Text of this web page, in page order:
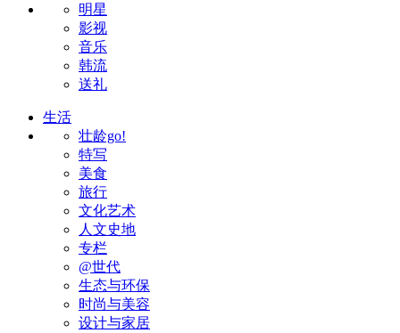
明星
影视
音乐
韩流
送礼
生活
壮龄go!
特写
美食
旅行
文化艺术
人文史地
专栏
@世代
生态与环保
时尚与美容
设计与家居